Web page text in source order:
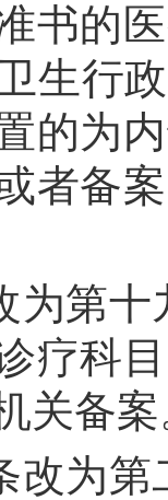
书的
生行
的为
者备
为第十
疗科
关备案
改为